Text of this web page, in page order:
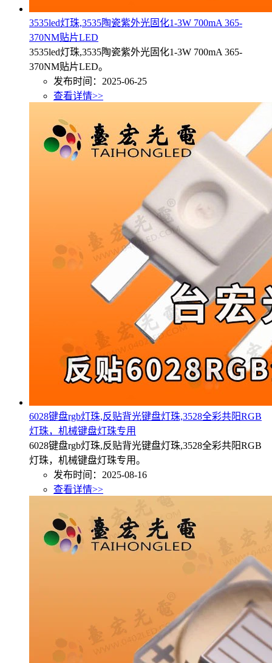
3535led灯珠,3535陶瓷紫外光固化1-3W 700mA 365-
370NM贴片LED
3535led灯珠,3535陶瓷紫外光固化1-3W 700mA 365-
370NM贴片LED。
发布时间：2025-06-25
查看详情>>
6028键盘rgb灯珠,反贴背光键盘灯珠,3528全彩共阳RGB
灯珠，机械键盘灯珠专用
6028键盘rgb灯珠,反贴背光键盘灯珠,3528全彩共阳RGB
灯珠，机械键盘灯珠专用。
发布时间：2025-08-16
查看详情>>